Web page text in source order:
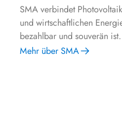
SMA verbindet
und wirtschaftlichen
bezahlbar und souverän ist.
Mehr über SMA